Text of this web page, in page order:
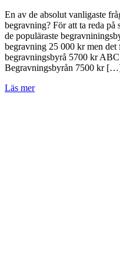
En av de absolut vanligaste
begravning? För att ta reda på
de populäraste
begravning 25 000 kr men
begravningsbyrå 5700 kr
Begravningsbyrån 7500 kr
Läs mer